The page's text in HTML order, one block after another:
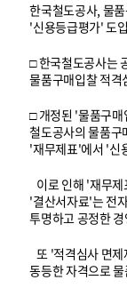
한국철도공사, 물
'신용등급평가' 도
□ 한국철도공사는
물품구매입찰 적격
□ 개정된 '물품구
철도공사의 물품구
'재무제표'에서 '신
이로 인해 '재무
'결산서자료'는 전
투명하고 공정한
또 '적격심사 면
동등한 자격으로